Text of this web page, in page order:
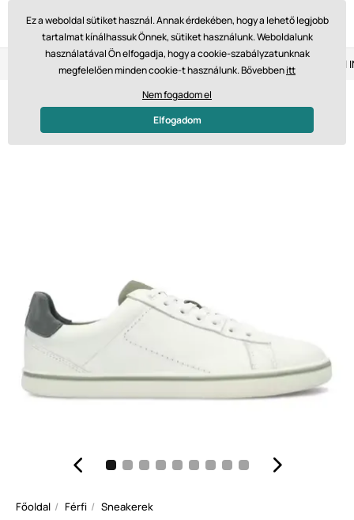
Visszaküldés 14 napon belül Gyors szállítás 61 475 Ft-tól
Főoldal Férfi Sneakerek
Ez a weboldal sütiket használ. Annak érdekében, hogy a lehető legjobb
tartalmat kínálhassuk Önnek, sütiket használunk. Weboldalunk
használatával Ön elfogadja, hogy a cookie-szabályzatunknak
megfelelően minden cookie-t használunk. Bővebbenitt
Nem fogadom el
Elfogadom